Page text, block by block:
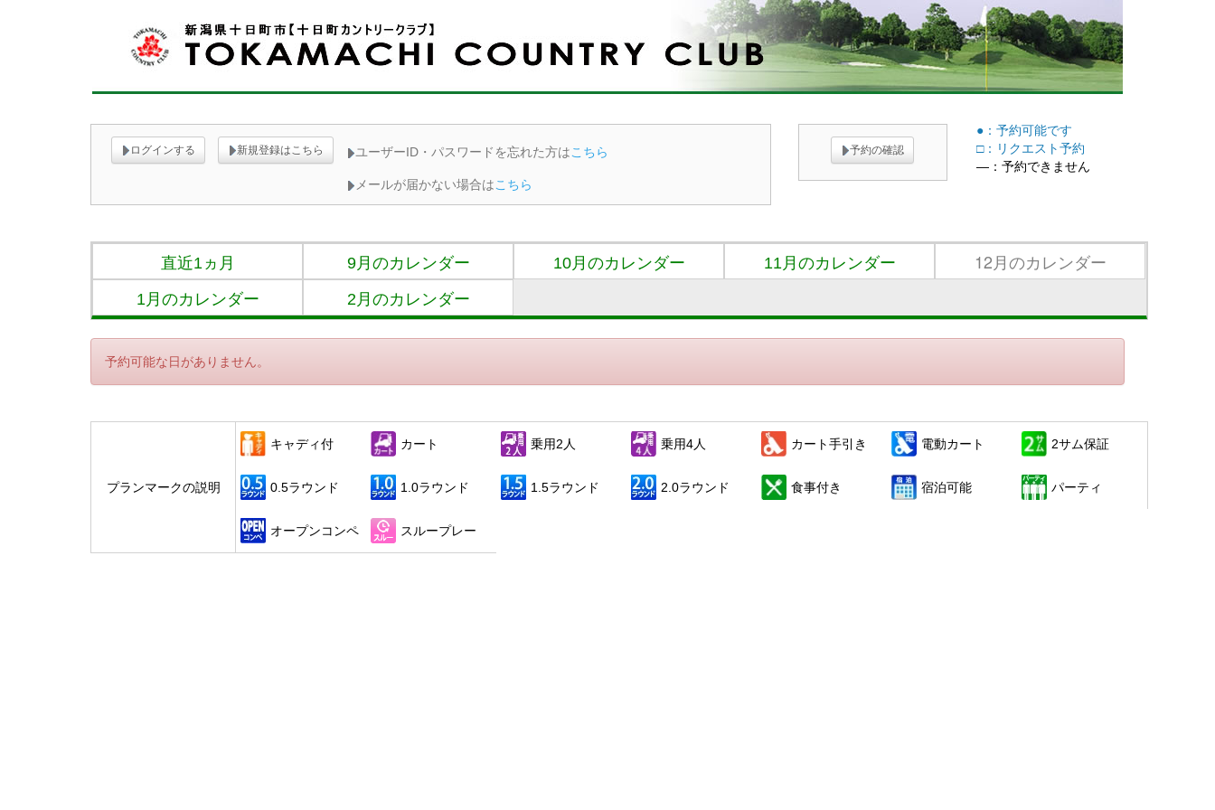
ログインする 新規登録はこちら ユーザーID・パスワードを忘れた方はこちら
メールが届かない場合はこちら
予約の確認
●：予約可能です
□：リクエスト予約
―：予約できません
直近1ヵ月 9月のカレンダー 10月のカレンダー 11月のカレンダー 12月のカレンダー
1月のカレンダー 2月のカレンダー
予約可能な日がありません。
プランマークの説明
キャディ付 カート 乗用2人 乗用4人 カート手引き 電動カート 2サム保証
0.5ラウンド 1.0ラウンド 1.5ラウンド 2.0ラウンド 食事付き 宿泊可能 パーティ
オープンコンペ スループレー